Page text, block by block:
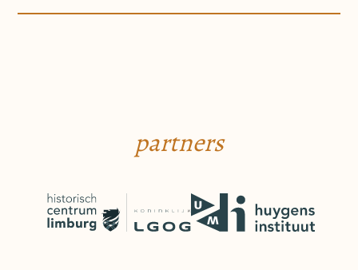
partners